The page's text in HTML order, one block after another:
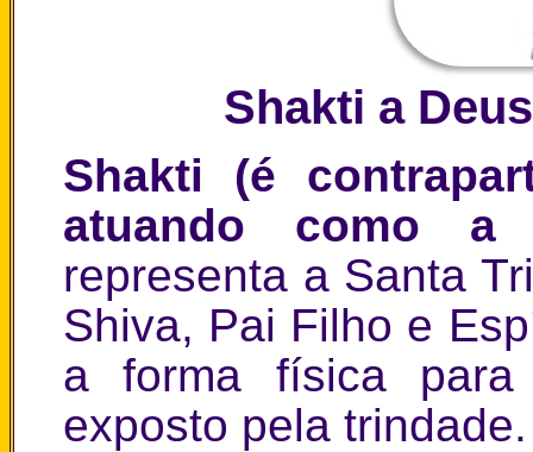
Shakti a
Shakti (é
atuando como
representa a Santa
Shiva, Pai Filho e
a forma física
exposto pela trindade.